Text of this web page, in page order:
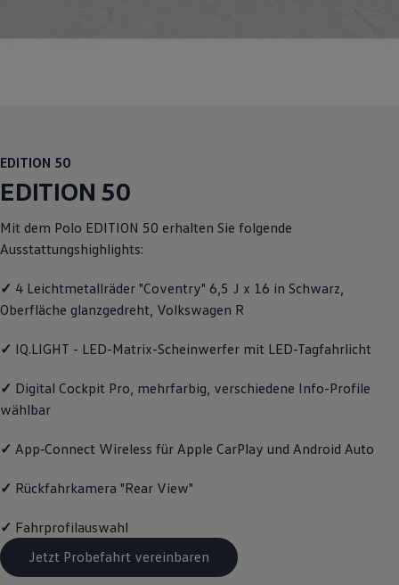
Motorenöl und Flüssigkeiten
Räder und Reifen
Pannen- und Unfallhilfe
Economy Service
Volkswagen Teile
Modellspezifisches Zubehör
Schutz und Pflege
Transport
Individualisieren
Digitale Extras
Dienste für Ihr Modell finden
Updates für Software, Karten und Radio
Vorgängermodelle
Kundeninformationen
Warn- und Kontrollleuchten
Assistenzsysteme
Digitale Betriebsanleitung
Live Beratung
EDITION 50
EDITION 50
Mit dem Polo EDITION 50 erhalten Sie folgende
Ausstattungshighlights:
✓ 4 Leichtmetallräder "Coventry" 6,5 J x 16 in Schwarz,
Oberfläche glanzgedreht, Volkswagen R
✓ IQ.LIGHT - LED-Matrix-Scheinwerfer mit LED-Tagfahrlicht
✓ Digital Cockpit Pro, mehrfarbig, verschiedene Info-Profile
wählbar
✓ App‑Connect Wireless für Apple CarPlay und Android Auto
✓ Rückfahrkamera "Rear View"
✓ Fahrprofilauswahl
Jetzt Probefahrt vereinbaren